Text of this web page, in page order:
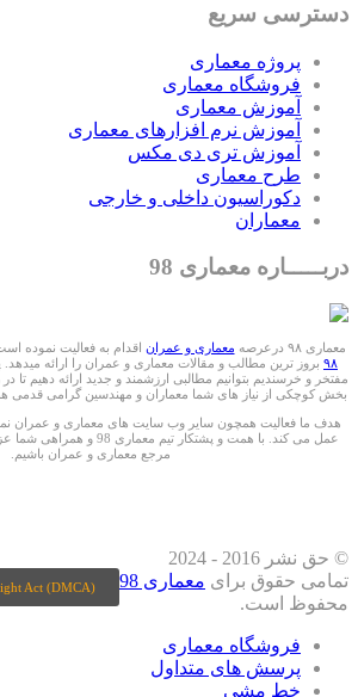
دسترسی سریع
پروژه معماری
فروشگاه معماری
آموزش معماری
آموزش نرم افزارهای معماری
آموزش تری دی مکس
طرح معماری
دکوراسیون داخلی و خارجی
معماران
دربـــــاره معماری 98
معماری ۹۸ درعرصه معماری و عمران اقدام به فعالیت نموده
۹۸ بروز ترین مطالب و مقالات معماری و عمران را ارائه
مفتخر و خرسندیم بتوانیم مطالبی ارزشمند و جدید ارائه دهیم
بخش کوچکی از نیاز های شما معماران و مهندسین گرامی قدمی
عمل می کند. با همت و پشتکار
مرجع معماری و عمران باشیم.
Act (DMCA)
© حق نشر 2016 - 2024
تمامی حقوق برای معماری 98
محفوظ است.
فروشگاه معماری
پرسش های متداول
خط مشی